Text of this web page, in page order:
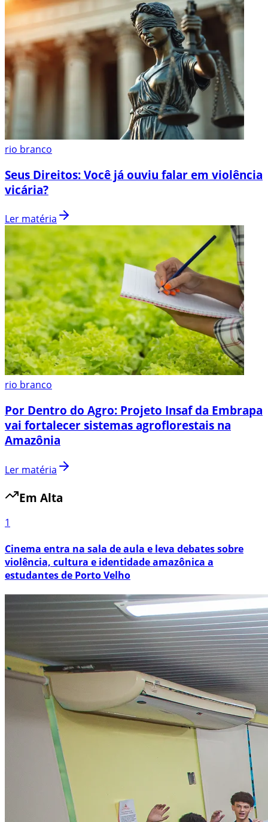
rio branco
Seus Direitos: Você já ouviu falar em violência
vicária?
Ler matéria
rio branco
Por Dentro do Agro: Projeto Insaf da Embrapa
vai fortalecer sistemas agroflorestais na
Amazônia
Ler matéria
Em Alta
1
Cinema entra na sala de aula e leva debates sobre
violência, cultura e identidade amazônica a
estudantes de Porto Velho